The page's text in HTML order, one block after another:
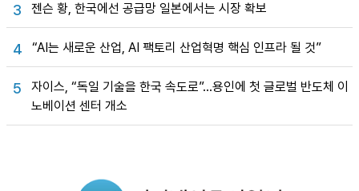
3 젠슨 황, 한국에선 공급망 일본에서는 시장 확보
4 “AI는 새로운 산업, AI 팩토리 산업혁명 핵심 인프라 될 것”
5
자이스, “독일 기술을 한국 속도로”…용인에 첫 글로벌 반도체 이
노베이션 센터 개소